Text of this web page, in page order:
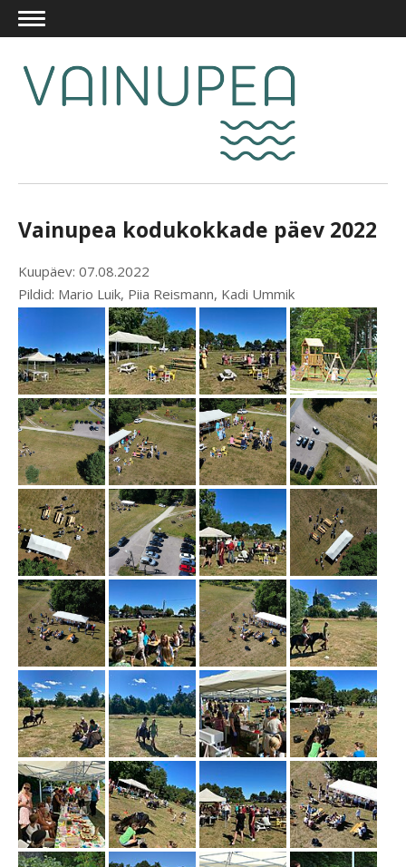
Vainupea kodukokkade päev 2022
Kuupäev: 07.08.2022
Pildid: Mario Luik, Piia Reismann, Kadi Ummik